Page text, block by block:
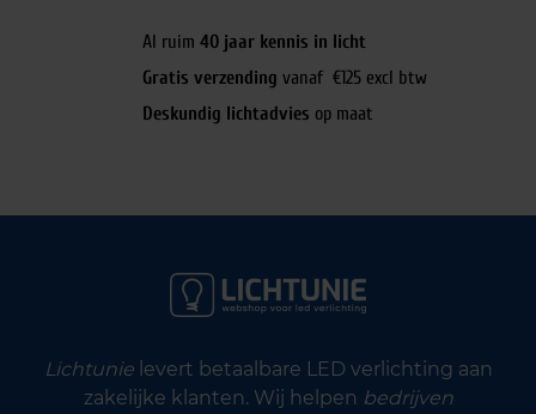
Al ruim 40 jaar kennis in licht
Gratis verzending vanaf €125 excl btw
Deskundig lichtadvies op maat
Lichtunielevert betaalbare LED verlichting aan
zakelijke klanten. Wij helpen bedrijven